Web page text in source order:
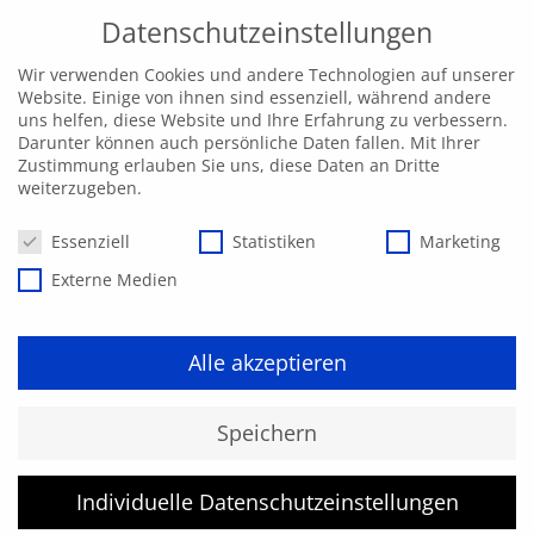
Datenschutzeinstellungen
Wir verwenden Cookies und andere Technologien auf unserer
Website. Einige von ihnen sind essenziell, während andere
uns helfen, diese Website und Ihre Erfahrung zu verbessern.
Darunter können auch persönliche Daten fallen. Mit Ihrer
Zustimmung erlauben Sie uns, diese Daten an Dritte
weiterzugeben.
Datenschutzeinstellungen
Essenziell Statistiken
Marketing
Externe Medien
Alle akzeptieren
Speichern
Individuelle Datenschutzeinstellungen